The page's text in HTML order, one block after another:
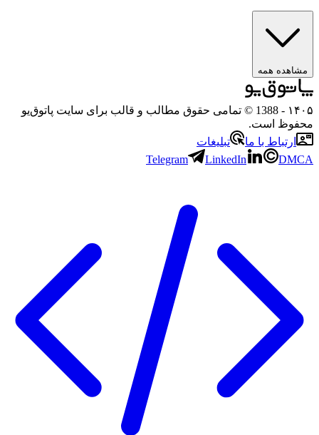
مشاهده همه
۱۴۰۵
- 1388 © تمامی حقوق مطالب و قالب برای سایت پاتوق‌یو
محفوظ است.
ارتباط با ما
تبلیغات
Telegram
LinkedIn DMCA